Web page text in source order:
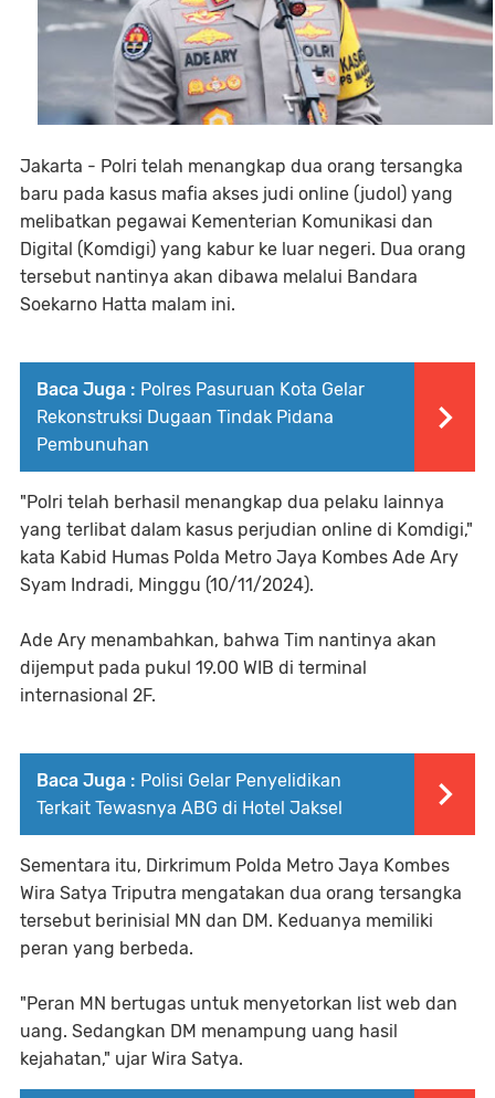
Jakarta - Polri telah menangkap dua orang tersangka
baru pada kasus mafia akses judi online (judol) yang
melibatkan pegawai Kementerian Komunikasi dan
Digital (Komdigi) yang kabur ke luar negeri. Dua orang
tersebut nantinya akan dibawa melalui Bandara
Soekarno Hatta malam ini.
Baca Juga : Polres Pasuruan Kota Gelar
Rekonstruksi Dugaan Tindak Pidana
Pembunuhan
"Polri telah berhasil menangkap dua pelaku lainnya
yang terlibat dalam kasus perjudian online di Komdigi,"
kata Kabid Humas Polda Metro Jaya Kombes Ade Ary
Syam Indradi, Minggu (10/11/2024).
Ade Ary menambahkan, bahwa Tim nantinya akan
dijemput pada pukul 19.00 WIB di terminal
internasional 2F.
Baca Juga : Polisi Gelar Penyelidikan
Terkait Tewasnya ABG di Hotel Jaksel
Sementara itu, Dirkrimum Polda Metro Jaya Kombes
Wira Satya Triputra mengatakan dua orang tersangka
tersebut berinisial MN dan DM. Keduanya memiliki
peran yang berbeda.
"Peran MN bertugas untuk menyetorkan list web dan
uang. Sedangkan DM menampung uang hasil
kejahatan," ujar Wira Satya.